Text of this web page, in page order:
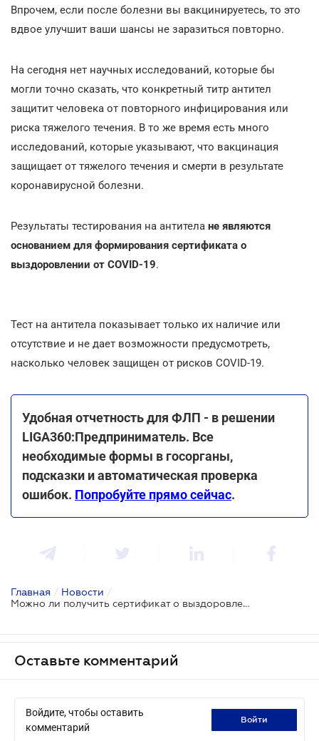
Впрочем, если после болезни вы вакцинируетесь, то это
вдвое улучшит ваши шансы не заразиться повторно.
На сегодня нет научных исследований, которые бы
могли точно сказать, что конкретный титр антител
защитит человека от повторного инфицирования или
риска тяжелого течения. В то же время есть много
исследований, которые указывают, что вакцинация
защищает от тяжелого течения и смерти в результате
коронавирусной болезни.
Результаты тестирования на антитела не являются
основанием для формирования сертификата о
выздоровлении от COVID-19.
Тест на антитела показывает только их наличие или
отсутствие и не дает возможности предусмотреть,
насколько человек защищен от рисков COVID-19.
Удобная отчетность для ФЛП - в решении
LIGA360:Предприниматель. Все
необходимые формы в госорганы,
подсказки и автоматическая проверка
ошибок. Попробуйте прямо сейчас.
Главная / Новости /
Можно ли получить сертификат о выздоровлении от COVID-19 на основании теста на антитела
Оставьте комментарий
Войдите, чтобы оставить
комментарий
войти